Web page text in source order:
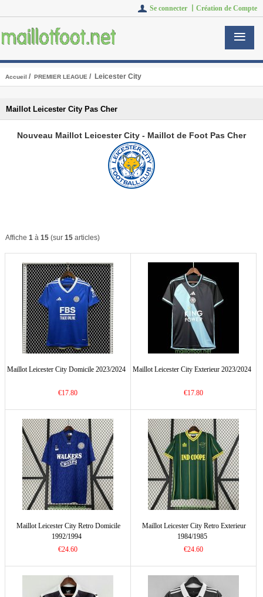
Se connecter 丨 Création de Compte
Accueil / PREMIER LEAGUE/ Leicester City
Maillot Leicester City Pas Cher
Nouveau Maillot Leicester City - Maillot de Foot Pas Cher
Affiche 1à 15(sur 15articles)
Maillot Leicester City Domicile 2023/2024
€17.80
Maillot Leicester City Exterieur 2023/2024
€17.80
Maillot Leicester City Retro Domicile
1992/1994
€24.60
Maillot Leicester City Retro Exterieur
1984/1985
€24.60